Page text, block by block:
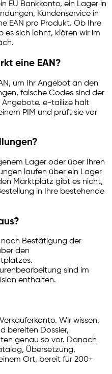
EU Bankkonto, ein Lager in
Kundenservice in
EAN pro Produkt. Ob Ihre
es sich lohnt, klären wir im
eine EAN?
um Ihr Angebot an den
falsche Codes sind der
Angebote. e-tailize hält
PIM und prüft sie vor
Lager oder über Ihren
laufen über ein Lager
Marktplatz gibt es nicht,
in Ihre bestehende
nach Bestätigung der
den
sind im
enthalten.
Wir wissen,
bereiten Dossier,
genau so vor. Danach
Übersetzung,
Ort, bereit für 200+